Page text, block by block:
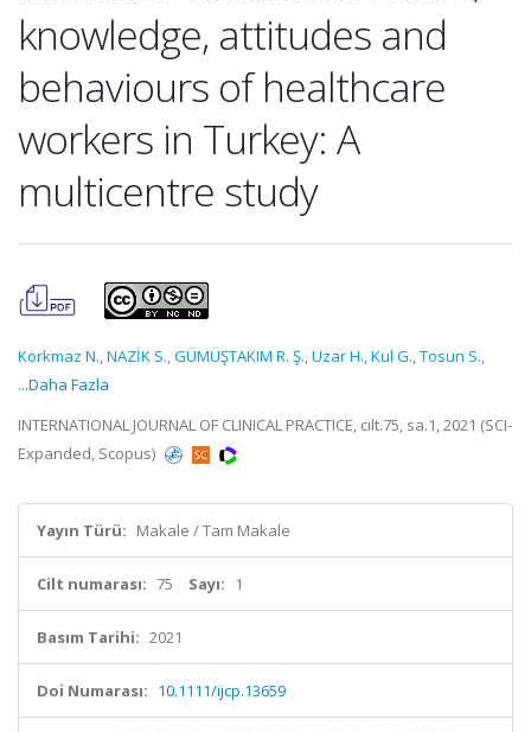
knowledge, attitudes and
behaviours of healthcare
workers in Turkey: A
multicentre study
Korkmaz N.,NAZİK S.,GÜMÜŞTAKIM R. Ş.,Uzar H.,Kul G.,Tosun S.,
...Daha Fazla
INTERNATIONAL JOURNAL OF CLINICAL PRACTICE, cilt.75, sa.1, 2021 (SCI-
Expanded, Scopus)
Yayın Türü: Makale / Tam Makale
Cilt numarası: 75 Sayı: 1
Basım Tarihi: 2021
Doi Numarası: 10.1111/ijcp.13659